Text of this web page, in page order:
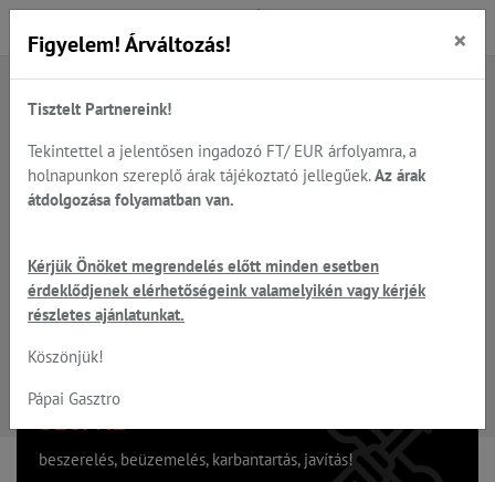
Főoldal Termékek
HENDI UNIQ - megoldások egy modern büfé asztalra...
HENDI UNIQ hidegen tartó GN1/1 méret, több szín
HENDI UNIQ hidegen tartó
GN1/1 méret, több szín
Szervíz
beszerelés, beüzemelés, karbantartás, javítás!
Figyelem! Árváltozás! ×
Tisztelt Partnereink!
Tekintettel a jelentősen ingadozó FT/ EUR árfolyamra, a
holnapunkon szereplő árak tájékoztató jellegűek. Az árak
átdolgozása folyamatban van.
Kérjük Önöket megrendelés előtt minden esetben
érdeklődjenek elérhetőségeink valamelyikén vagy kérjék
részletes ajánlatunkat.
Köszönjük!
Pápai Gasztro